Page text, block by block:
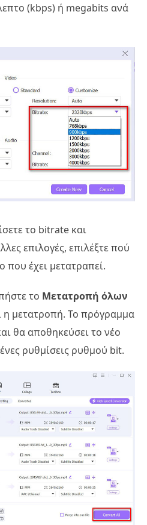
(kbps) ή megabits ανά
το bitrate και
επιλογές, επιλέξτε πού
που έχει μετατραπεί.
το Μετατροπή όλων
η μετατροπή. Το πρόγραμμα
θα αποθηκεύσει το νέο
ρυθμίσεις ρυθμού bit.